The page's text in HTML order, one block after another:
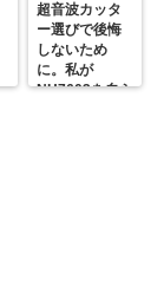
超音波カッタ
ー選びで後悔
しないため
に。私が
NH7603を自ら